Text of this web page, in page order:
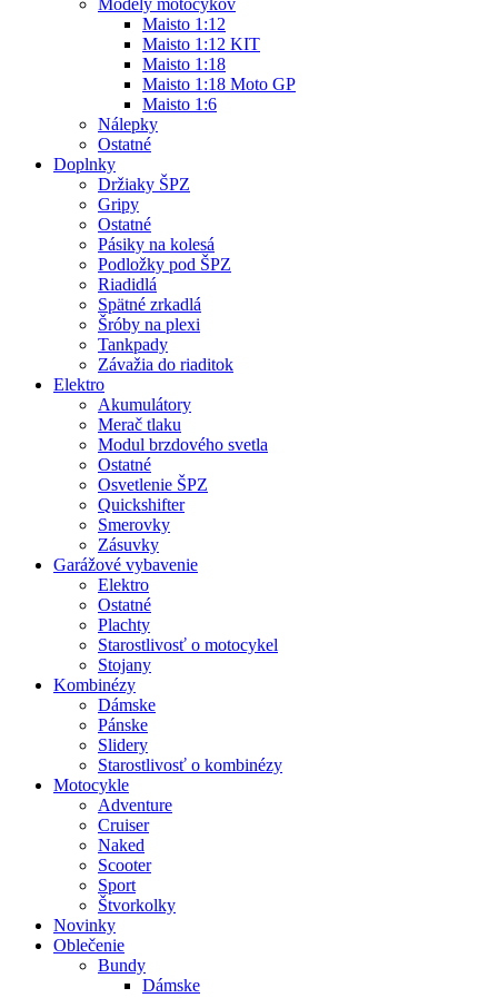
Modely motocykov
Maisto 1:12
Maisto 1:12 KIT
Maisto 1:18
Maisto 1:18 Moto GP
Maisto 1:6
Nálepky
Ostatné
Doplnky
Držiaky ŠPZ
Gripy
Ostatné
Pásiky na kolesá
Podložky pod ŠPZ
Riadidlá
Spätné zrkadlá
Šróby na plexi
Tankpady
Závažia do riaditok
Elektro
Akumulátory
Merač tlaku
Modul brzdového svetla
Ostatné
Osvetlenie ŠPZ
Quickshifter
Smerovky
Zásuvky
Garážové vybavenie
Elektro
Ostatné
Plachty
Starostlivosť o motocykel
Stojany
Kombinézy
Dámske
Pánske
Slidery
Starostlivosť o kombinézy
Motocykle
Adventure
Cruiser
Naked
Scooter
Sport
Štvorkolky
Novinky
Oblečenie
Bundy
Dámske